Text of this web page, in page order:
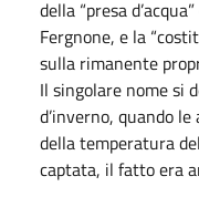
della “presa
Fergnone, e la
sulla rimanente
Il singolare nome si
d’inverno, quando
della temperatura
captata, il fatto era